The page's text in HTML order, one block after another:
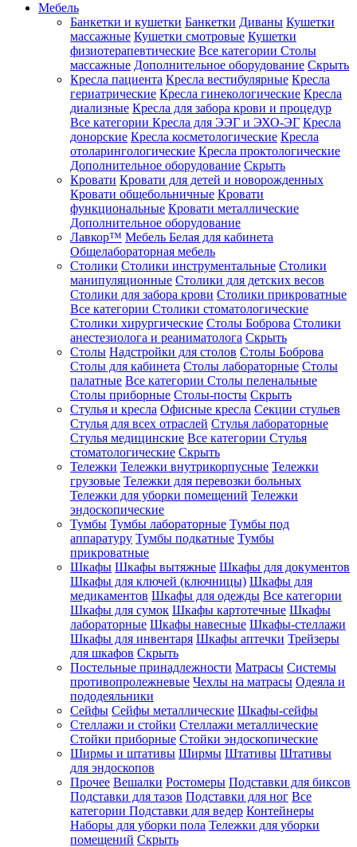
Мебель
Банкетки и кушетки Банкетки Диваны Кушетки
массажные Кушетки смотровые Кушетки
физиотерапевтические Все категории Столы
массажные Дополнительное оборудование Скрыть
Кресла пациента Кресла вестибулярные Кресла
гериатрические Кресла гинекологические Кресла
диализные Кресла для забора крови и процедур
Все категории Кресла для ЭЭГ и ЭХО-ЭГ Кресла
донорские Кресла косметологические Кресла
отоларингологические Кресла проктологические
Дополнительное оборудование Скрыть
Кровати Кровати для детей и новорожденных
Кровати общебольничные Кровати
функциональные Кровати металлические
Дополнительное оборудование
Лавкор™ Мебель Белая для кабинета
Общелабораторная мебель
Столики Столики инструментальные Столики
манипуляционные Столики для детских весов
Столики для забора крови Столики прикроватные
Все категории Столики стоматологические
Столики хирургические Столы Боброва Столики
анестезиолога и реаниматолога Скрыть
Столы Надстройки для столов Столы Боброва
Столы для кабинета Столы лабораторные Столы
палатные Все категории Столы пеленальные
Столы приборные Столы-посты Скрыть
Стулья и кресла Офисные кресла Секции стульев
Стулья для всех отраслей Стулья лабораторные
Стулья медицинские Все категории Стулья
стоматологические Скрыть
Тележки Тележки внутрикорпусные Тележки
грузовые Тележки для перевозки больных
Тележки для уборки помещений Тележки
эндоскопические
Тумбы Тумбы лабораторные Тумбы под
аппаратуру Тумбы подкатные Тумбы
прикроватные
Шкафы Шкафы вытяжные Шкафы для документов
Шкафы для ключей (ключницы) Шкафы для
медикаментов Шкафы для одежды Все категории
Шкафы для сумок Шкафы картотечные Шкафы
лабораторные Шкафы навесные Шкафы-стеллажи
Шкафы для инвентаря Шкафы аптечки Трейзеры
для шкафов Скрыть
Постельные принадлежности Матрасы Системы
противопролежневые Чехлы на матрасы Одеяла и
пододеяльники
Сейфы Сейфы металлические Шкафы-сейфы
Стеллажи и стойки Стеллажи металлические
Стойки приборные Стойки эндоскопические
Ширмы и штативы Ширмы Штативы Штативы
для эндоскопов
Прочее Вешалки Ростомеры Подставки для биксов
Подставки для тазов Подставки для ног Все
категории Подставки для ведер Контейнеры
Наборы для уборки пола Тележки для уборки
помещений Скрыть